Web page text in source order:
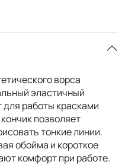
ворса
эластичный
для работы красками
позволяет
тонкие линии.
обойма и короткое
комфорт при работе.